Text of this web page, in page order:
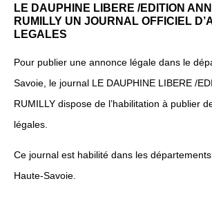
LE DAUPHINE LIBERE /EDITION
RUMILLY UN JOURNAL OFFICIEL
LEGALES
Pour publier une annonce légale dans le
Savoie, le journal LE DAUPHINE LIBERE /
RUMILLY dispose de l’habilitation à publier
légales.
Ce journal est habilité dans les
Haute-Savoie.